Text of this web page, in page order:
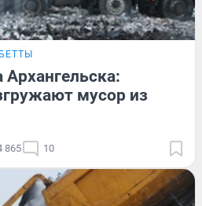
Архангельска:
мусор из
865 10